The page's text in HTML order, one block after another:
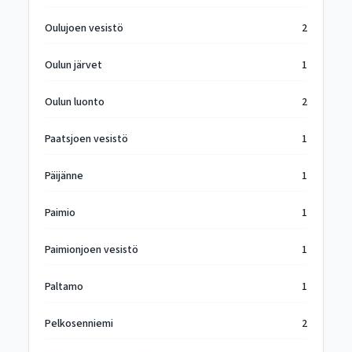
Oulujoen vesistö 2
Oulun järvet 1
Oulun luonto 2
Paatsjoen vesistö 1
Päijänne 1
Paimio 1
Paimionjoen vesistö 1
Paltamo 1
Pelkosenniemi 2